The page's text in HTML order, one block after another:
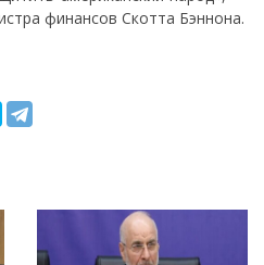
финансов Скотта Бэннона.